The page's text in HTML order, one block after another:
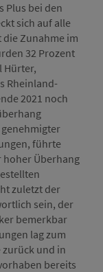
Plus bei den
sich auf alle
Zunahme im
32 Prozent
Hürter,
Rheinland-
2021 noch
führte
hoher Überhang
zuletzt der
sein, der
bemerkbar
lag zum
zurück und in
bereits